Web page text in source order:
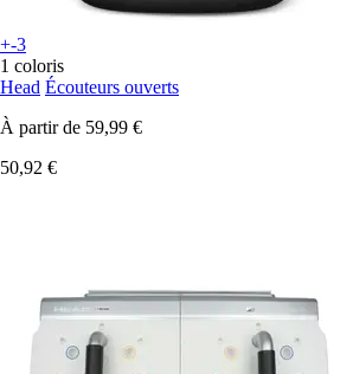
+-3
1 coloris
Head Écouteurs ouverts
À partir de 59,99 €
50,92 €